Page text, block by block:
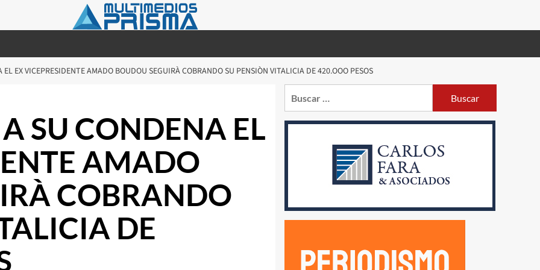
EX VICEPRESIDENTE AMADO BOUDOU SEGUIRÀ COBRANDO SU PENSIÒN VITALICIA DE 420.OOO PESOS
SU CONDENA EL
AMADO
COBRANDO
DE